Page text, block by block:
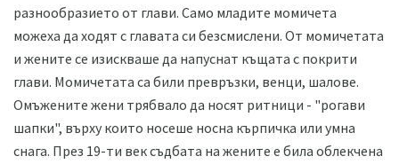
разнообразието от глави. Само младите момичета
можеха да ходят с главата си безсмислени. От момичетата
и жените се изискваше да напуснат къщата с покрити
глави. Момичетата са били превръзки, венци, шалове.
Омъжените жени трябвало да носят ритници - "рогави
шапки", върху които носеше носна кърпичка или умна
снага. През 19-ти век съдбата на жените е била облекчена